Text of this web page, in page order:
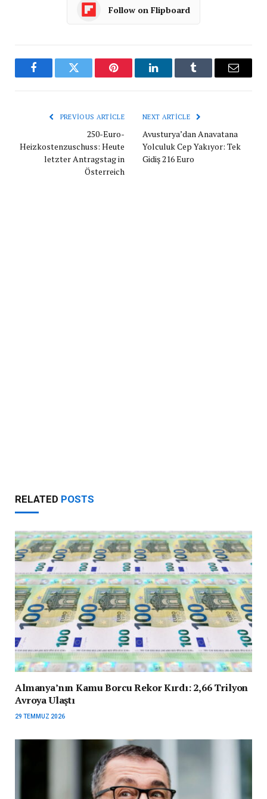
Follow on Flipboard
FacebookTwitter Pinterest LinkedInTumblr Email
PREVIOUS ARTICLE
250-Euro-
Heizkostenzuschuss: Heute
letzter Antragstag in
Österreich
NEXT ARTICLE
Avusturya’dan Anavatana
Yolculuk Cep Yakıyor: Tek
Gidiş 216 Euro
RELATED POSTS
Almanya’nın Kamu Borcu Rekor Kırdı: 2,66 Trilyon
Avroya Ulaştı
29 TEMMUZ 2026